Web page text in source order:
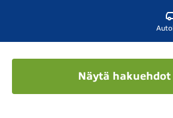
Näytä hakuehdot